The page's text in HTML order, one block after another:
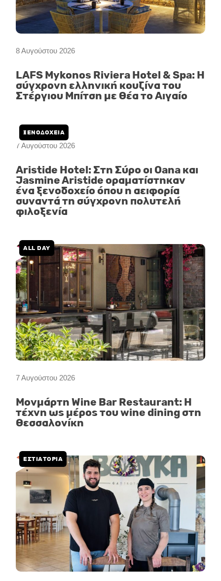
8 Αυγούστου 2026
LAFS Mykonos Riviera Hotel & Spa: Η
σύγχρονη ελληνική κουζίνα του
Στέργιου Μπίτση με θέα το Αιγαίο
7 Αυγούστου 2026
ΞΕΝΟΔΟΧΕΙΑ
Aristide Hotel: Στη Σύρο οι Oana και
Jasmine Aristide οραματίστηκαν
ένα ξενοδοχείο όπου η αειφορία
συναντά τη σύγχρονη πολυτελή
φιλοξενία
7 Αυγούστου 2026
ALL DAY
Μονμάρτη Wine Bar Restaurant: Η
τέχνη ως μέρος του wine dining στη
Θεσσαλονίκη
ΕΣΤΙΑΤΟΡΙΑ